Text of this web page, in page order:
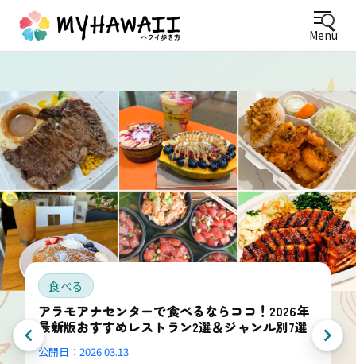
Menu
食べる
アラモアナセンターで食べるならココ！2026年
最新版おすすめレストラン2選＆ジャンル別7選
公開日： 2026.03.13